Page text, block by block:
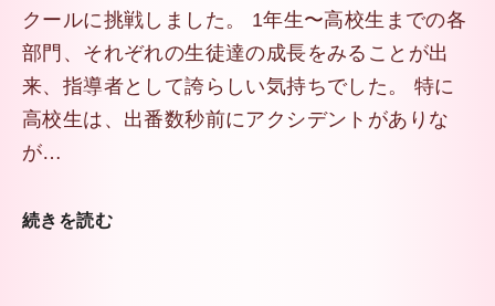
クールに挑戦しました。 1年生〜高校生までの各
部門、それぞれの生徒達の成長をみることが出
来、指導者として誇らしい気持ちでした。 特に
高校生は、出番数秒前にアクシデントがありな
が…
続きを読む